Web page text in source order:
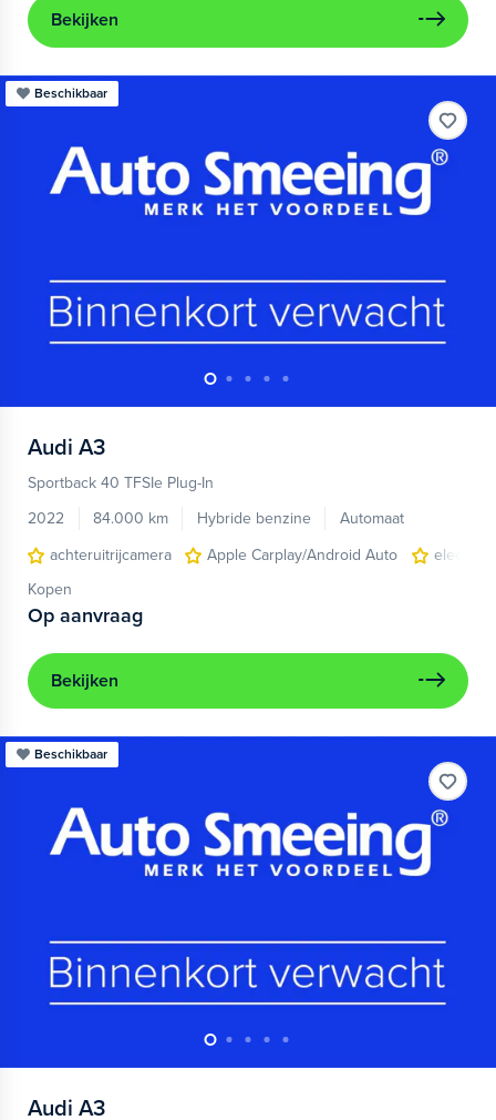
Bekijken
Beschikbaar
Audi A3
Sportback 40 TFSIe Plug-In
2022
84.000 km Hybride benzine
Automaat
achteruitrijcamera
Apple Carplay/Android Auto
Kopen
Op aanvraag
Bekijken
Beschikbaar
Audi A3